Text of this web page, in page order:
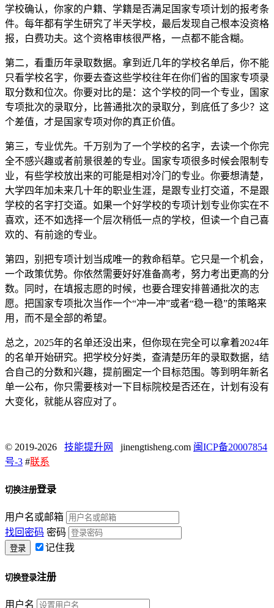
学校确认，你家的户籍、学籍是否满足国家专项计划的报考条
件。每年都有学生研究了半天学校，最后发现自己根本没资格
报，白费功夫。这个资格审核很严格，一点都不能含糊。
第二，看重历年录取数据。拿到近几年的学校名单后，你不能
只看学校名字，你要去查这些学校往年在你们省的国家专项录
取分数和位次。你要对比的是：这个学校的同一个专业，国家
专项批次的录取分，比普通批次的录取分，到底低了多少？这
个差值，才是国家专项对你的真正价值。
第三，专业优先。千万别为了一个学校的名字，去读一个你完
全不感兴趣或者前景很差的专业。国家专项很多时候会限制专
业，有些学校放出来的可能是相对冷门的专业。你要想清楚，
大学四年加未来几十年的职业生涯，是跟专业打交道，不是跟
学校的名字打交道。如果一个好学校的专项计划专业你实在不
喜欢，还不如选择一个层次稍低一点的学校，但读一个自己喜
欢的、有前途的专业。
第四，别把专项计划当成唯一的救命稻草。它只是一个机会，
一个政策优势。你依然需要好好准备高考，努力考出更高的分
数。同时，在填报志愿的时候，也要合理安排普通批次的志
愿。把国家专项批次当作一个“冲一冲”或者“稳一稳”的策略来
用，而不是全部的希望。
总之，2025年的名单还没出来，但你现在完全可以拿着2024年
的名单开始研究。把学校分好类，查清楚历年的录取数据，结
合自己的分数和兴趣，提前圈定一个目标范围。等到明年新名
单一公布，你只需要核对一下目标院校是否还在，计划有没有
大变化，就能从容应对了。
© 2019-2026 技能提升网 jinengtisheng.com 闽ICP备20007854
号-3 #联系
切换注册登录
用户名或邮箱
找回密码 密码
记住我
切换登录注册
用户名